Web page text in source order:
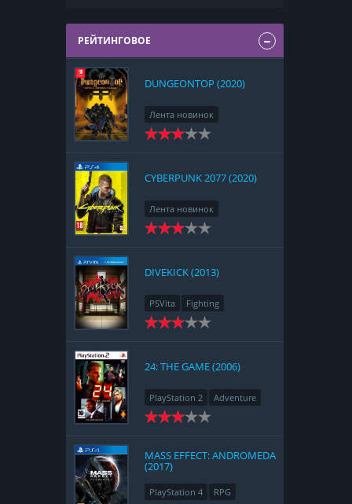
РЕЙТИНГОВОЕ
DUNGEONTOP (2020)
Лента новинок
Nintendo Switch
CYBERPUNK 2077 (2020)
Лента новинок
PlayStation 4
DIVEKICK (2013)
PSVita Fighting
24: THE GAME (2006)
PlayStation 2 Adventure
MASS EFFECT: ANDROMEDA
(2017)
PlayStation 4 RPG